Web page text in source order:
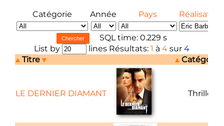
Catégorie Année Pays Réalisateur
SQL time: 0.229 s
List by
lines Résultats: 1 à 4sur 4
Titre
Catégorie
LE DERNIER DIAMANT Thriller